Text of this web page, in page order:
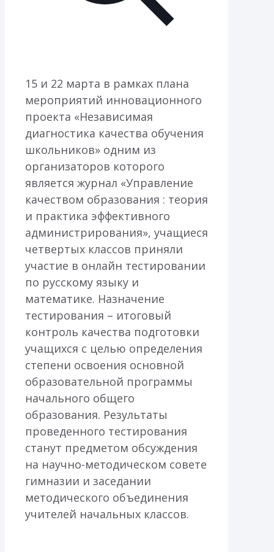
15 и 22 марта в рамках плана
мероприятий инновационного
проекта «Независимая
диагностика качества обучения
школьников» одним из
организаторов которого
является журнал «Управление
качеством образования : теория
и практика эффективного
администрирования», учащиеся
четвертых классов приняли
участие в онлайн тестировании
по русскому языку и
математике. Назначение
тестирования – итоговый
контроль качества подготовки
учащихся с целью определения
степени освоения основной
образовательной программы
начального общего
образования. Результаты
проведенного тестирования
станут предметом обсуждения
на научно-методическом совете
гимназии и заседании
методического объединения
учителей начальных классов.